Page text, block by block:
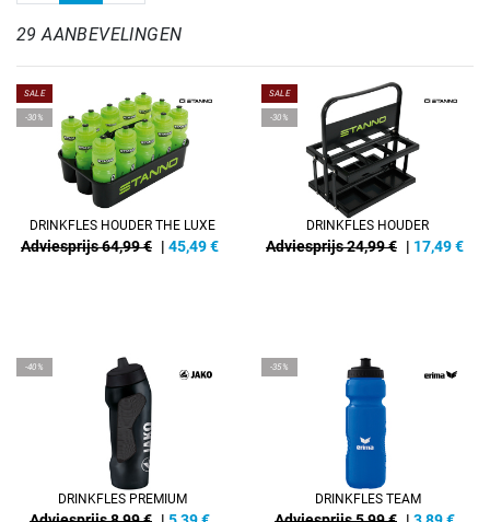
29 AANBEVELINGEN
SALE
-30%
DRINKFLES HOUDER THE LUXE
Adviesprijs 64,99 € | 45,49€
SALE
-30%
DRINKFLES HOUDER
Adviesprijs 24,99 € | 17,49€
-40%
DRINKFLES PREMIUM
-35%
DRINKFLES TEAM